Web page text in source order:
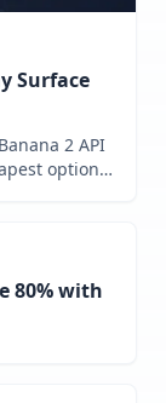
Surface
2 API
option"
80% with